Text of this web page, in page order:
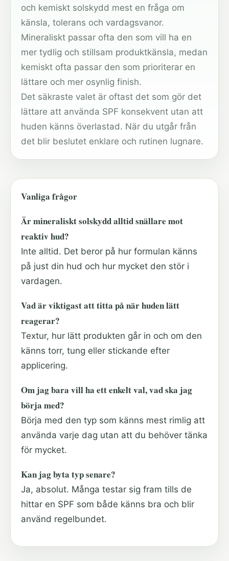
och kemiskt solskydd mest en fråga om
känsla, tolerans och vardagsvanor.
Mineraliskt passar ofta den som vill ha en
mer tydlig och stillsam produktkänsla, medan
kemiskt ofta passar den som prioriterar en
lättare och mer osynlig finish.
Det säkraste valet är oftast det som gör det
lättare att använda SPF konsekvent utan att
huden känns överlastad. När du utgår från
det blir beslutet enklare och rutinen lugnare.
Vanliga frågor
Är mineraliskt solskydd alltid snällare mot
reaktiv hud?
Inte alltid. Det beror på hur formulan känns
på just din hud och hur mycket den stör i
vardagen.
Vad är viktigast att titta på när huden lätt
reagerar?
Textur, hur lätt produkten går in och om den
känns torr, tung eller stickande efter
applicering.
Om jag bara vill ha ett enkelt val, vad ska jag
börja med?
Börja med den typ som känns mest rimlig att
använda varje dag utan att du behöver tänka
för mycket.
Kan jag byta typ senare?
Ja, absolut. Många testar sig fram tills de
hittar en SPF som både känns bra och blir
använd regelbundet.